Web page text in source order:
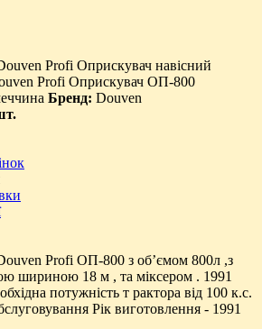
Profi Оприскувач навісний
Profi Оприскувач ОП-800
Бренд: Douven
Profi ОП-800 з об’ємом 800л ,з
шириною 18 м , та міксером . 1991
потужність т рактора від 100 к.с.
Рік виготовлення - 1991